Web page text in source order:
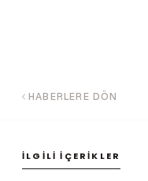
HABERLERE DÖN
İLGILI İÇERIKLER